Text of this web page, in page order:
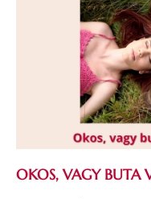
OKOS, VAGY BUTA